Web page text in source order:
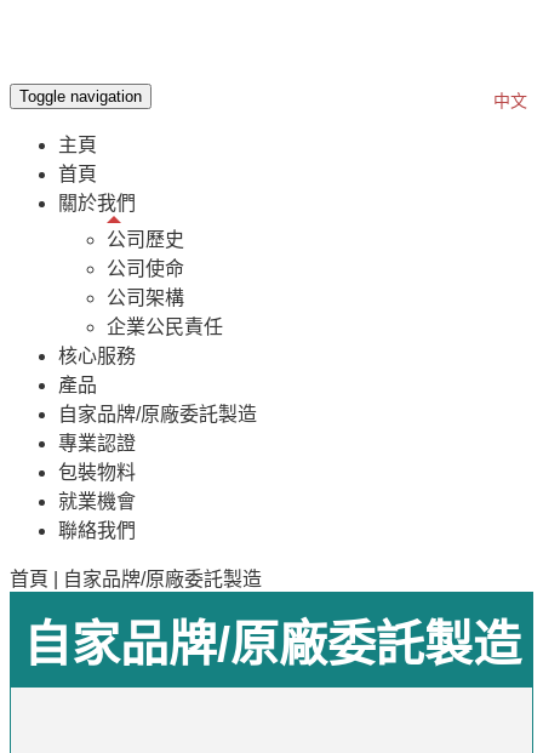
中文
Toggle navigation
主頁
首頁
關於我們
公司歷史
公司使命
公司架構
企業公民責任
核心服務
產品
自家品牌/原廠委託製造
專業認證
包裝物料
就業機會
聯絡我們
首頁 自家品牌/原廠委託製造
自家品牌/原廠委託製造